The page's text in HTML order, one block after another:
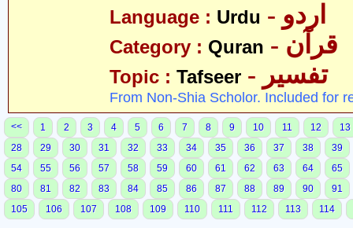
Language : Urdu - اردو
Category : Quran - قرآن
Topic : Tafseer - تفسیر
From Non-Shia Scholor. Included for
<< 1 2 3 4 5 6 7 8 9 10 11 12
13
28
29 30 31 32 33 34 35 36 37 38
39
54
55 56 57 58 59 60 61 62 63 64
65
80
81 82 83 84 85 86 87 88 89 90
91
105
106 107 108 109 110 111 112 113 114